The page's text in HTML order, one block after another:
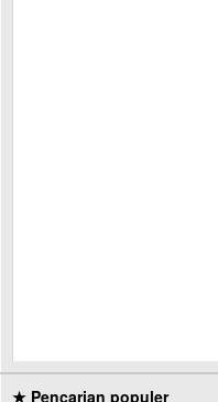
★ Pencarian populer